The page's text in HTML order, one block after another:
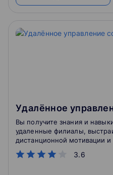
Удалённое
3.6
Вы получите знания и
удаленные филиалы,
дистанционной мотивации